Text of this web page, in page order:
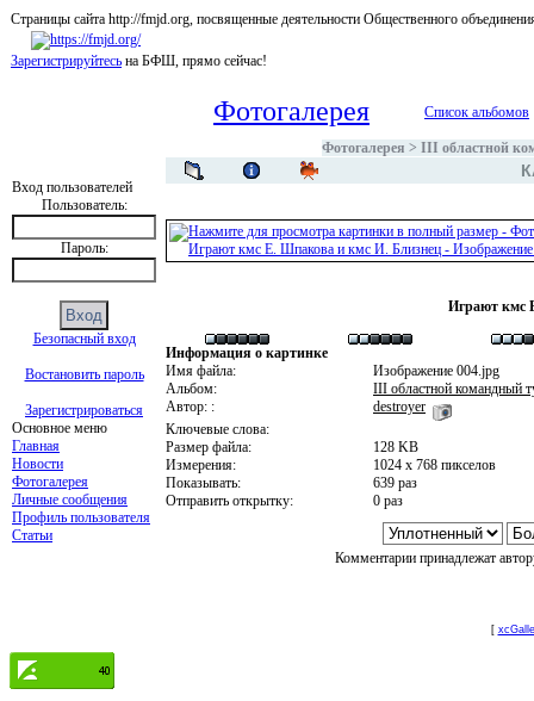
Страницы сайта http://fmjd.org, посвященные деятельности Общественного
Зарегистрируйтесь на БФШ, прямо сейчас!
Вход пользователей
Пользователь:
Пароль:
Безопасный вход
Востановить пароль
Зарегистрироваться
Основное меню
Главная
Новости
Фотогалерея
Личные сообщения
Профиль пользователя
Статьи
Фотогалерея Список альбомов
Фотогалерея > III областной
Играют кмс
Информация о картинке
Имя файла:
Изображение 004.jpg
Альбом:
III областной командный
Автор: :
destroyer
Ключевые слова:
Размер файла:
128 KB
Измерения:
1024 x 768 пикселов
Показывать:
639 раз
Отправить открытку:
0 раз
Комментарии принадлежат
[